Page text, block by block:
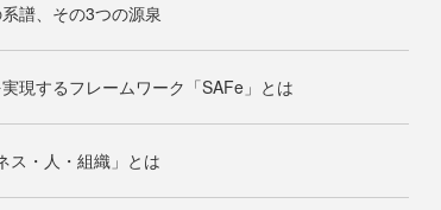
譜、その3つの源泉
現するフレームワーク「SAFe」とは
ス・人・組織」とは